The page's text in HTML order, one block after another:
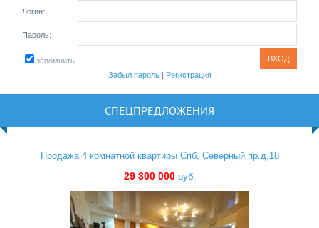
Логин:
Пароль:
запомнить
Забыл пароль| Регистрация
СПЕЦПРЕДЛОЖЕНИЯ
Продажа 4 комнатной квартиры Спб, Северный пр.д.18
29 300 000руб.